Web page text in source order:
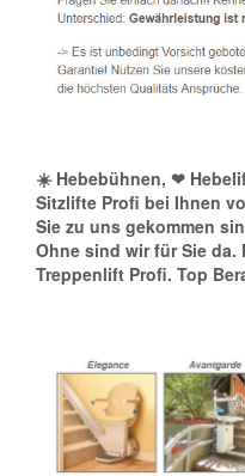
☀️ Hebebühnen, ❤
Sitzlifte Profi bei Ihnen
Sie zu uns gekommen
Ohne sind wir für Sie
Treppenlift Profi. Top